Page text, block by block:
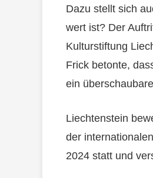
Dazu stellt sich
wert ist? Der
Kulturstiftung
Frick betonte,
ein
Liechtenstein
der
2024 statt und